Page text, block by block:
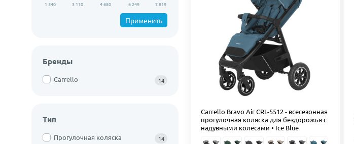
1 540 3 110 4 680 6 249 7 819
Применить
Бренды
Carrello 14
Тип
Прогулочная коляска 14
Carrello Bravo Air CRL-5512 - всесезонная
прогулочная коляска для бездорожья с
надувными колесами • Ice Blue